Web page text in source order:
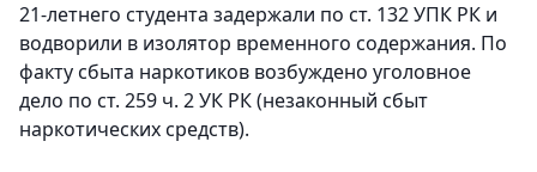
21-летнего студента задержали по ст. 132 УПК РК и
водворили в изолятор временного содержания. По
факту сбыта наркотиков возбуждено уголовное
дело по ст. 259 ч. 2 УК РК (незаконный сбыт
наркотических средств).